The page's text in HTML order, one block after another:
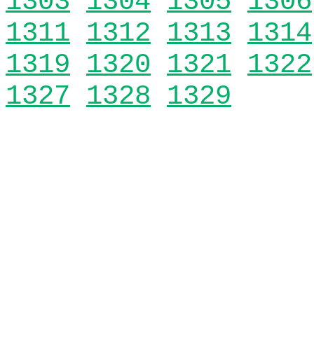
1311 1312 1313 1314
1319 1320 1321 1322
1327 1328 1329